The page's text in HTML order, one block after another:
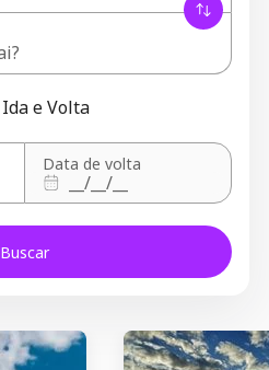
Ida e Volta
Data de volta
Buscar